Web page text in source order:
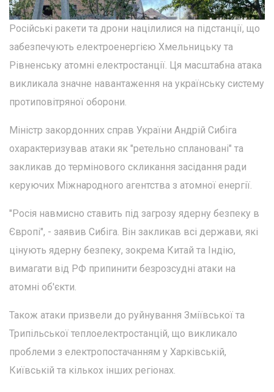
Російські ракети та дрони націлилися на підстанції, що
забезпечують електроенергією Хмельницьку та
Рівненську атомні електростанції. Ця масштабна атака
викликала значне навантаження на українську систему
протиповітряної оборони.
Міністр закордонних справ України Андрій Сибіга
охарактеризував атаки як "ретельно сплановані" та
закликав до термінового скликання засідання ради
керуючих Міжнародного агентства з атомної енергії.
"Росія навмисно ставить під загрозу ядерну безпеку в
Європі", - заявив Сибіга. Він закликав всі держави, які
цінують ядерну безпеку, зокрема Китай та Індію,
вимагати від РФ припинити безрозсудні атаки на
атомні об'єкти.
Також атаки призвели до руйнування Зміївської та
Трипільської теплоелектростанцій, що викликало
проблеми з електропостачанням у Харківській,
Київській та кількох інших регіонах.